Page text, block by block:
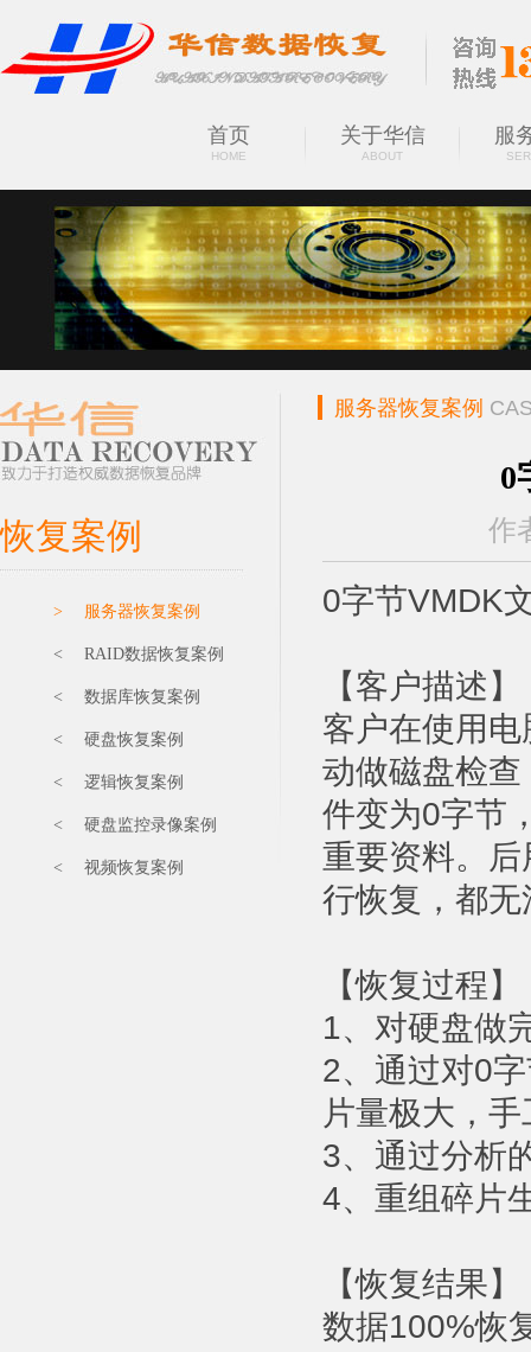
首页
HOME
关于华信
ABOUT
服
恢复案例
> 服务器恢复案例
< RAID数据恢复案例
< 数据库恢复案例
< 硬盘恢复案例
< 逻辑恢复案例
< 硬盘监控录像案例
< 视频恢复案例
服务器恢复案例
0
作
0字节VMDK
【客户描述】
客户在使用
动做磁盘检
件变为0字节
重要资料。
行恢复，都无
【恢复过程】
1、对硬盘做
2、通过对0
片量极大，
3、通过分析
4、重组碎片
【恢复结果】
数据100%恢